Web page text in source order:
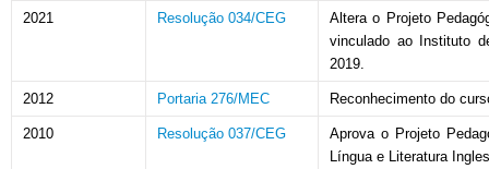
2021 Resolução 034/CEG
Altera o Projeto
vinculado ao Instituto
2019.
2012 Portaria 276/MEC Reconhecimento do
2010 Resolução 037/CEG
Aprova o Projeto
Língua e Literatura